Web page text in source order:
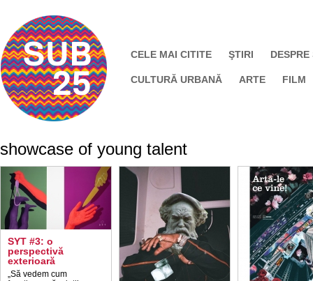
CELE MAI CITITE ŞTIRI DESPRE
CULTURĂ URBANĂ ARTE FILM
showcase of young talent
SYT #3: o
perspectivă
exterioară
„Să vedem cum